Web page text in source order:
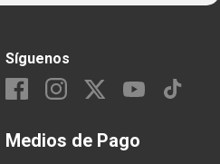
Síguenos
Medios de Pago